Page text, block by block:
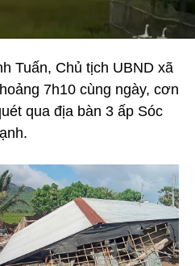
Tuấn, Chủ tịch UBND xã
7h10 cùng ngày, cơn
qua địa bàn 3 ấp Sóc